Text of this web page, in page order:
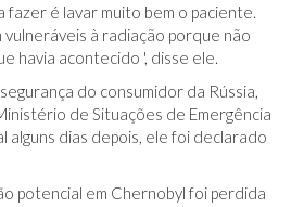
fazer é lavar muito bem o paciente.
vulneráveis ​​à radiação porque não
havia acontecido ', disse ele.
do consumidor da Rússia,
de Situações de Emergência
alguns dias depois, ele foi declarado
potencial em Chernobyl foi perdida